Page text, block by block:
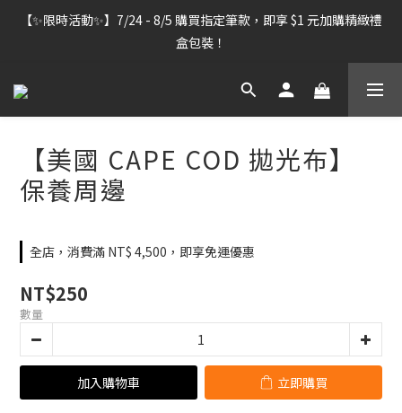
【雷雕訂單出貨暫停】7/30–8/7 進行機器維護，期間「含雷雕之
訂單」將暫停出貨，敬請見諒。
【✨限時活動✨】7/24 - 8/5 購買指定筆款，即享 $1 元加購精緻禮
盒包裝！
【雷雕訂單出貨暫停】7/30–8/7 進行機器維護，期間「含雷雕之
【美國 CAPE COD 拋光布】
保養周邊
全店，消費滿 NT$ 4,500，即享免運優惠
NT$250
數量
加入購物車 立即購買